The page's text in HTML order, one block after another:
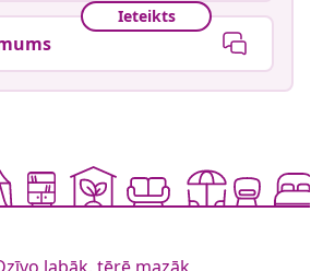
Ieteikts